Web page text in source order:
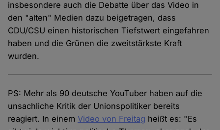
insbesondere auch die Debatte über das Video in
den "alten" Medien dazu beigetragen, dass
CDU/CSU einen historischen Tiefstwert eingefahren
haben und die Grünen die zweitstärkste Kraft
wurden.
PS: Mehr als 90 deutsche YouTuber haben auf die
unsachliche Kritik der Unionspolitiker bereits
reagiert. In einemVideo von Freitag heißt es: "Es